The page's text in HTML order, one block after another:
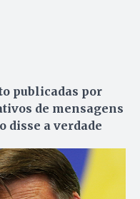
publicadas por
de mensagens
disse a verdade